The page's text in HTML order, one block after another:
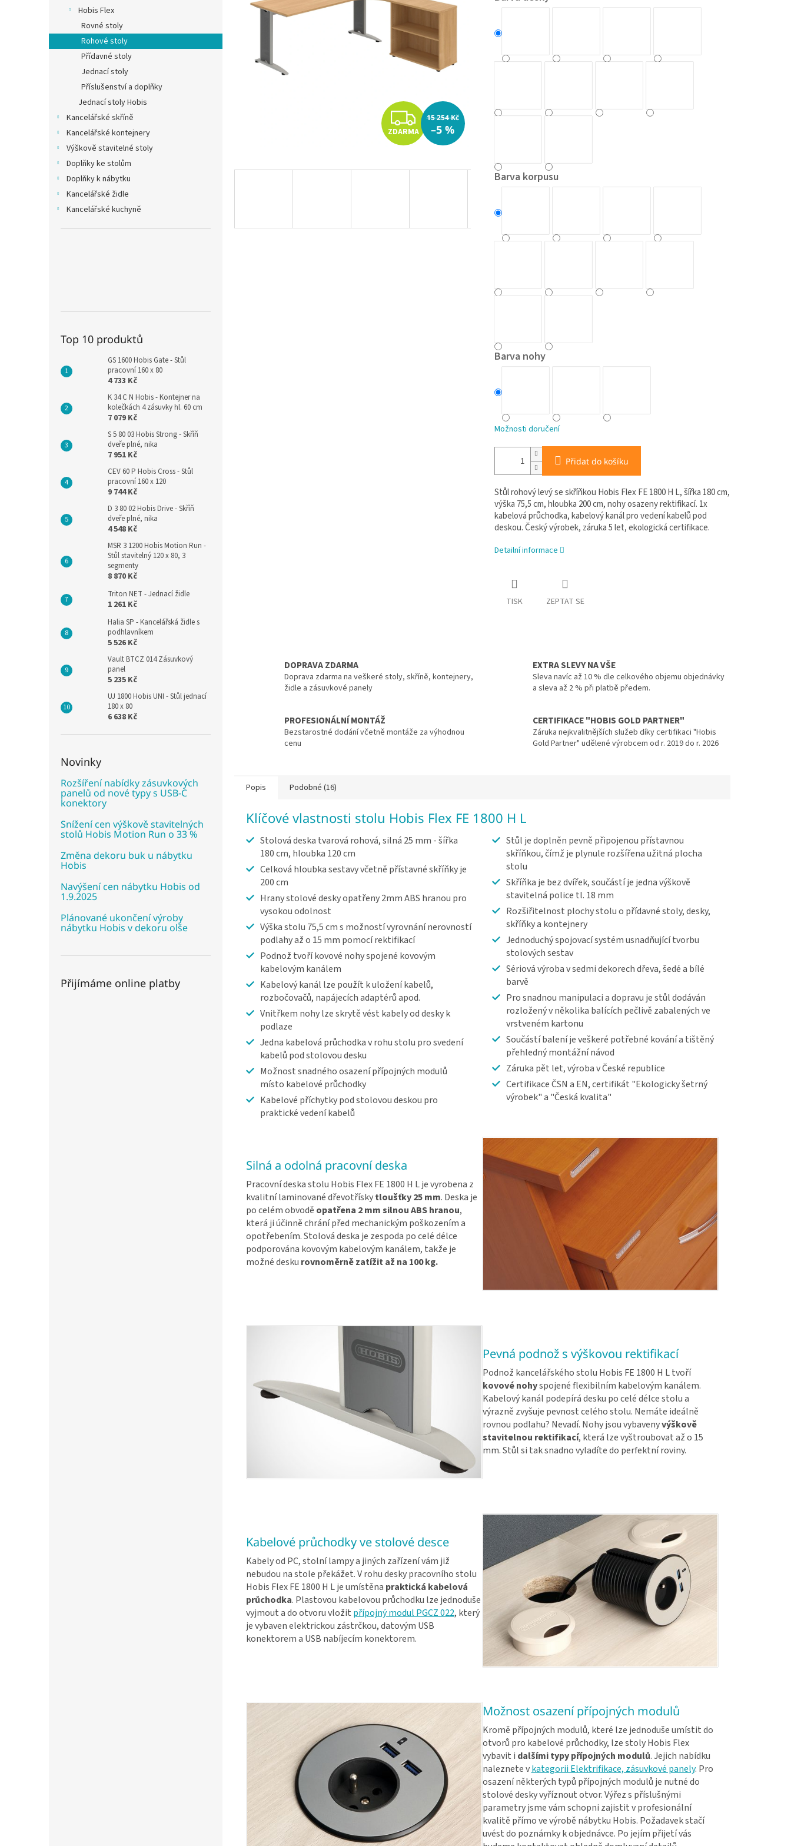
l
Hobis Flex
Rovné stoly
Rohové stoly
Přídavné stoly
Jednací stoly
Příslušenství a doplňky
Jednací stoly Hobis
Kancelářské skříně
Kancelářské kontejnery
Výškově stavitelné stoly
Doplňky ke stolům
Doplňky k nábytku
Kancelářské židle
Kancelářské kuchyně
Top 10 produktů
GS 1600 Hobis Gate - Stůl
pracovní 160 x 80
4 733 Kč
K 34 C N Hobis - Kontejner na
kolečkách 4 zásuvky hl. 60 cm
7 079 Kč
S 5 80 03 Hobis Strong - Skříň
dveře plné, nika
7 951 Kč
CEV 60 P Hobis Cross - Stůl
pracovní 160 x 120
9 744 Kč
D 3 80 02 Hobis Drive - Skříň
dveře plné, nika
4 548 Kč
MSR 3 1200 Hobis Motion Run -
Stůl stavitelný 120 x 80, 3
segmenty
8 870 Kč
Triton NET - Jednací židle
1 261 Kč
Halia SP - Kancelářská židle s
podhlavníkem
5 526 Kč
Vault BTCZ 014 Zásuvkový
panel
5 235 Kč
UJ 1800 Hobis UNI - Stůl jednací
180 x 80
6 638 Kč
Novinky
Rozšíření nabídky zásuvkových
panelů od nové typy s USB-C
konektory
Snížení cen výškově stavitelných
stolů Hobis Motion Run o 33 %
Změna dekoru buk u nábytku
Hobis
Navýšení cen nábytku Hobis od
1.9.2025
Plánované ukončení výroby
nábytku Hobis v dekoru olše
Přijímáme online platby
Z
D
A
ZDARMA
15 254 Kč
–5 %
Barva korpusu
Barva nohy
Možnosti doručení
Přidat do košíku
Stůl rohový levý se skříňkou Hobis Flex FE 1800 H L, šířka 180 cm,
výška 75,5 cm, hloubka 200 cm, nohy osazeny rektifikací. 1x
kabelová průchodka, kabelový kanál pro vedení kabelů pod
deskou. Český výrobek, záruka 5 let, ekologická certifikace.
Detailní informace
TISK ZEPTAT SE
DOPRAVA ZDARMA
Doprava zdarma na veškeré stoly, skříně, kontejnery,
židle a zásuvkové panely
EXTRA SLEVY NA VŠE
Sleva navíc až 10 % dle celkového objemu objednávky
a sleva až 2 % při platbě předem.
PROFESIONÁLNÍ MONTÁŽ
Bezstarostné dodání včetně montáže za výhodnou
cenu
CERTIFIKACE "HOBIS GOLD PARTNER"
Záruka nejkvalitnějších služeb díky certifikaci "Hobis
Gold Partner" udělené výrobcem od r. 2019 do r. 2026
Popis Podobné (16)
Klíčové vlastnosti stolu Hobis Flex FE 1800 H L
Stolová deska tvarová rohová, silná 25 mm - šířka
180 cm, hloubka 120 cm
Celková hloubka sestavy včetně přístavné skříňky je
200 cm
Hrany stolové desky opatřeny 2mm ABS hranou pro
vysokou odolnost
Výška stolu 75,5 cm s možností vyrovnání nerovností
podlahy až o 15 mm pomocí rektifikací
Podnož tvoří kovové nohy spojené kovovým
kabelovým kanálem
Kabelový kanál lze použít k uložení kabelů,
rozbočovačů, napájecích adaptérů apod.
Vnitřkem nohy lze skrytě vést kabely od desky k
podlaze
Jedna kabelová průchodka v rohu stolu pro svedení
kabelů pod stolovou desku
Možnost snadného osazení přípojných modulů
místo kabelové průchodky
Kabelové příchytky pod stolovou deskou pro
praktické vedení kabelů
Stůl je doplněn pevně připojenou přístavnou
skříňkou, čímž je plynule rozšířena užitná plocha
stolu
Skříňka je bez dvířek, součástí je jedna výškově
stavitelná police tl. 18 mm
Rozšiřitelnost plochy stolu o přídavné stoly, desky,
skříňky a kontejnery
Jednoduchý spojovací systém usnadňující tvorbu
stolových sestav
Sériová výroba v sedmi dekorech dřeva, šedé a bílé
barvě
Pro snadnou manipulaci a dopravu je stůl dodáván
rozložený v několika balících pečlivě zabalených ve
vrstveném kartonu
Součástí balení je veškeré potřebné kování a tištěný
přehledný montážní návod
Záruka pět let, výroba v České republice
Certifikace ČSN a EN, certifikát "Ekologicky šetrný
výrobek" a "Česká kvalita"
Silná a odolná pracovní deska
Pracovní deska stolu Hobis Flex FE 1800 H L je vyrobena z
kvalitní laminované dřevotřískytloušťky 25 mm. Deska je
po celém obvodě opatřena 2 mm silnou ABS hranou,
která ji účinně chrání před mechanickým poškozením a
opotřebením. Stolová deska je zespoda po celé délce
podporována kovovým kabelovým kanálem, takže je
možné desku rovnoměrně zatížit až na 100 kg.
Pevná podnož s výškovou rektifikací
Podnož kancelářského stolu Hobis FE 1800 H L tvoří
kovové nohyspojené flexibilním kabelovým kanálem.
Kabelový kanál podepírá desku po celé délce stolu a
výrazně zvyšuje pevnost celého stolu. Nemáte ideálně
rovnou podlahu? Nevadí. Nohy jsou vybavenyvýškově
stavitelnou rektifikací, která lze vyštroubovat až o 15
mm. Stůl si tak snadno vyladíte do perfektní roviny.
Kabelové průchodky ve stolové desce
Kabely od PC, stolní lampy a jiných zařízení vám již
nebudou na stole překážet. V rohu desky pracovního stolu
Hobis Flex FE 1800 H L je umístěna praktická kabelová
průchodka. Plastovou kabelovou průchodku lze jednoduše
vyjmout a do otvoru vložit přípojný modul PGCZ 022, který
je vybaven elektrickou zástrčkou, datovým USB
konektorem a USB nabíjecím konektorem.
Možnost osazení přípojných modulů
Kromě přípojných modulů, které lze jednoduše umístit do
otvorů pro kabelové průchodky, lze stoly Hobis Flex
vybavit i dalšími typy přípojných modulů. Jejich nabídku
naleznete vkategorii Elektrifikace, zásuvkové panely. Pro
osazení některých typů přípojných modulů je nutné do
stolové desky vyříznout otvor. Výřez s příslušnými
parametry jsme vám schopni zajistit v profesionální
kvalitě přímo ve výrobě nábytku Hobis. Požadavek stačí
uvést do poznámky k objednávce. Po jejím přijetí vás